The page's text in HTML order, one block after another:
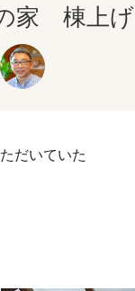
家 棟上げ
だいていた